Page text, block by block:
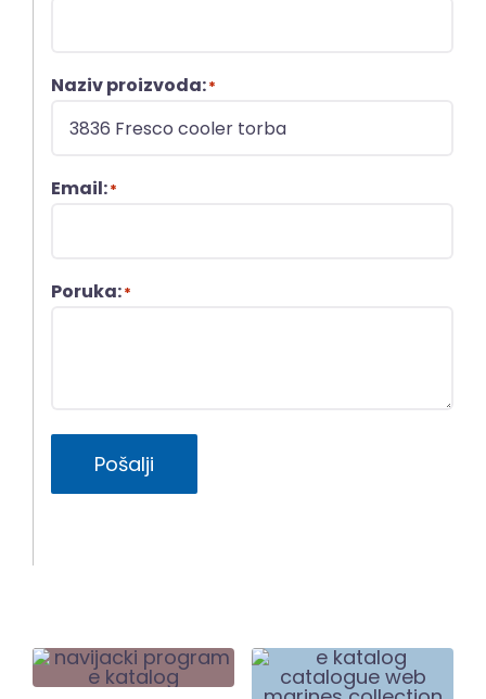
Naziv proizvoda:*
Email:*
Poruka:*
Pošalji